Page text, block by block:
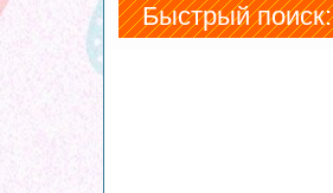
Быстрый поиск: